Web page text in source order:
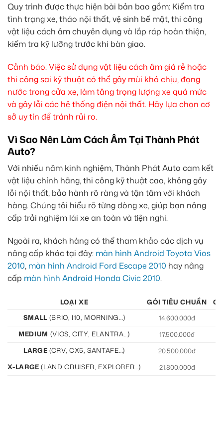
Quy trình được thực hiện bài bản bao gồm: Kiểm tra
tình trạng xe, tháo nội thất, vệ sinh bề mặt, thi công
vật liệu cách âm chuyên dụng và lắp ráp hoàn thiện,
kiểm tra kỹ lưỡng trước khi bàn giao.
Cảnh báo: Việc sử dụng vật liệu cách âm giá rẻ hoặc
thi công sai kỹ thuật có thể gây mùi khó chịu, đọng
nước trong cửa xe, làm tăng trọng lượng xe quá mức
và gây lỗi các hệ thống điện nội thất. Hãy lựa chọn cơ
sở uy tín để tránh rủi ro.
Vì Sao Nên Làm Cách Âm Tại Thành Phát
Auto?
Với nhiều năm kinh nghiệm, Thành Phát Auto cam kết
vật liệu chính hãng, thi công kỹ thuật cao, không gây
lỗi nội thất, bảo hành rõ ràng và tận tâm với khách
hàng. Chúng tôi hiểu rõ từng dòng xe, giúp bạn nâng
cấp trải nghiệm lái xe an toàn và tiện nghi.
Ngoài ra, khách hàng có thể tham khảo các dịch vụ
nâng cấp khác tại đây: màn hình Android Toyota Vios
2010, màn hình Android Ford Escape 2010 hay nâng
cấp màn hình Android Honda Civic 2010.
LOẠI XE GÓI TIÊU CHUẨN
SMALL (BRIO, I10, MORNING…) 14.600.000đ
MEDIUM (VIOS, CITY, ELANTRA…) 17.500.000đ
LARGE (CRV, CX5, SANTAFE…) 20.500.000đ
X-LARGE(LAND CRUISER, EXPLORER…) 21.800.000đ